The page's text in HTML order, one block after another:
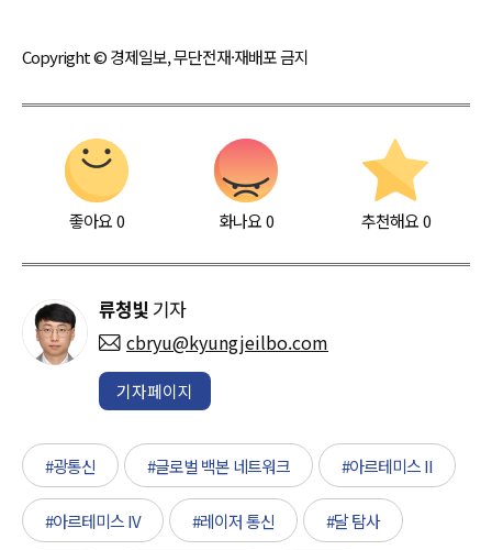
Copyright © 경제일보, 무단전재·재배포 금지
좋아요0 화나요0 추천해요 0
류청빛 기자
cbryu@kyungjeilbo.com
기자페이지
#광통신 #글로벌 백본 네트워크 #아르테미스 II
#아르테미스 IV #레이저 통신 #달 탐사